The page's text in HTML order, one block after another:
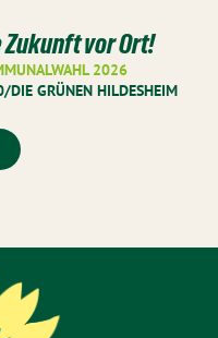
Zukunft vor Ort!
2026
DIE GRÜNEN HILDESHEIM